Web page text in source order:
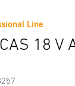
Line
18 V